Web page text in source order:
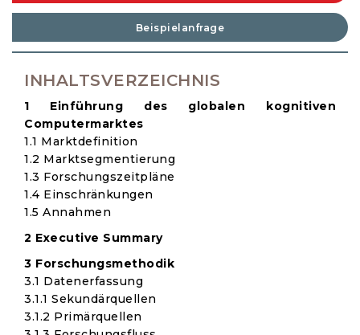
Beispielanfrage
INHALTSVERZEICHNIS
1 Einführung des globalen kognitiven
Computermarktes
1.1 Marktdefinition
1.2 Marktsegmentierung
1.3 Forschungszeitpläne
1.4 Einschränkungen
1.5 Annahmen
2 Executive Summary
3 Forschungsmethodik
3.1 Datenerfassung
3.1.1 Sekundärquellen
3.1.2 Primärquellen